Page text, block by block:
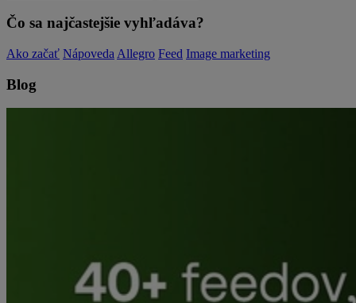
Čo sa najčastejšie vyhľadáva?
Ako začať Nápoveda Allegro Feed Image marketing
Blog